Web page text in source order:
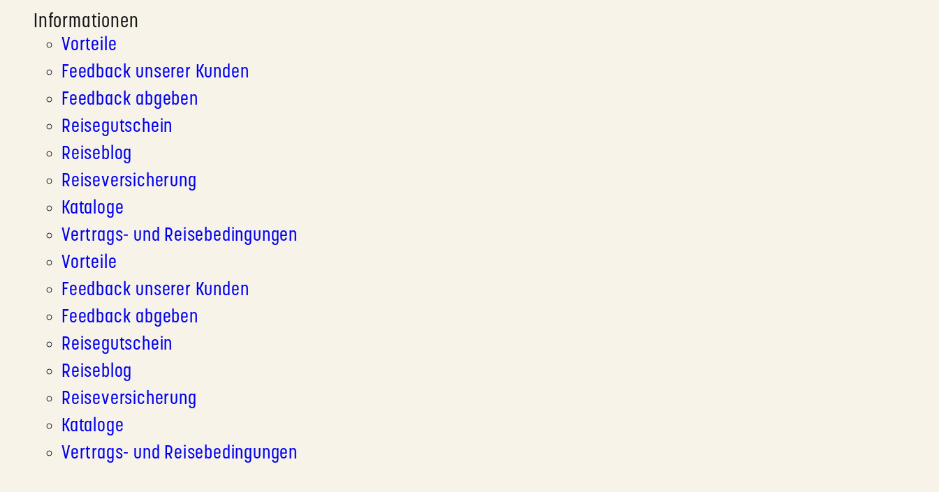
Informationen
Vorteile
Feedback unserer Kunden
Feedback abgeben
Reisegutschein
Reiseblog
Reiseversicherung
Kataloge
Vertrags- und Reisebedingungen
Vorteile
Feedback unserer Kunden
Feedback abgeben
Reisegutschein
Reiseblog
Reiseversicherung
Kataloge
Vertrags- und Reisebedingungen